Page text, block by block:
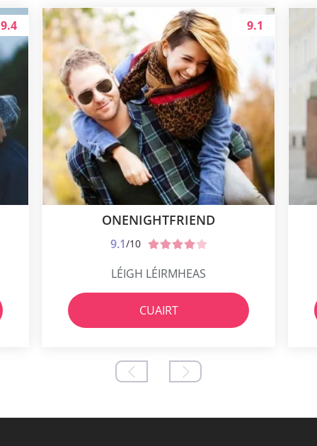
9.4
ONENIGHTFRIEND
9.1/10
9.1
LÉIGH LÉIRMHEAS
CUAIRT